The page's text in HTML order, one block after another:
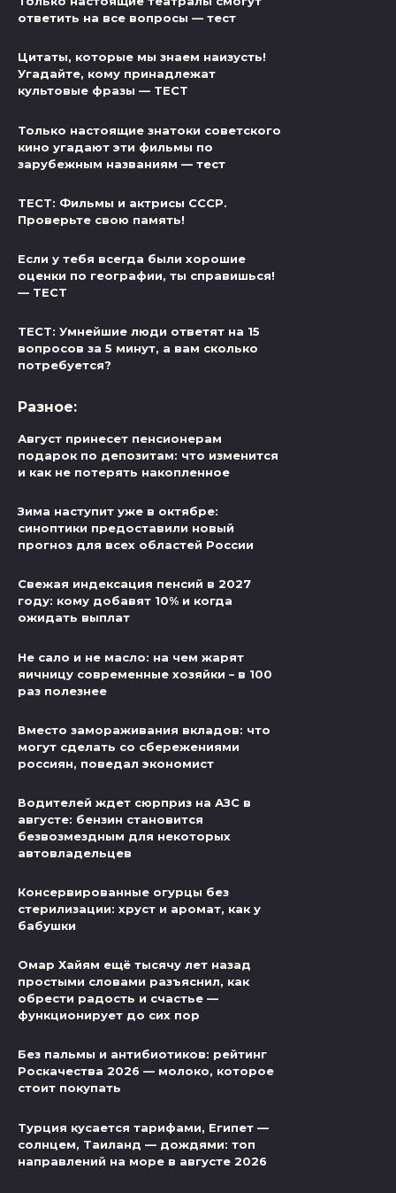
ответить на все вопросы — тест
Цитаты, которые мы знаем наизусть!
Угадайте, кому принадлежат
культовые фразы — ТЕСТ
Только настоящие знатоки советского
кино угадают эти фильмы по
зарубежным названиям — тест
ТЕСТ: Фильмы и актрисы СССР.
Проверьте свою память!
Если у тебя всегда были хорошие
оценки по географии, ты справишься!
— ТЕСТ
ТЕСТ: Умнейшие люди ответят на 15
вопросов за 5 минут, а вам сколько
потребуется?
Разное:
Август принесет пенсионерам
подарок по депозитам: что изменится
и как не потерять накопленное
Зима наступит уже в октябре:
синоптики предоставили новый
прогноз для всех областей России
Свежая индексация пенсий в 2027
году: кому добавят 10% и когда
ожидать выплат
Не сало и не масло: на чем жарят
яичницу современные хозяйки – в 100
раз полезнее
Вместо замораживания вкладов: что
могут сделать со сбережениями
россиян, поведал экономист
Водителей ждет сюрприз на АЗС в
августе: бензин становится
безвозмездным для некоторых
автовладельцев
Консервированные огурцы без
стерилизации: хруст и аромат, как у
бабушки
Омар Хайям ещё тысячу лет назад
простыми словами разъяснил, как
обрести радость и счастье —
функционирует до сих пор
Без пальмы и антибиотиков: рейтинг
Роскачества 2026 — молоко, которое
стоит покупать
Турция кусается тарифами, Египет —
солнцем, Таиланд — дождями: топ
направлений на море в августе 2026